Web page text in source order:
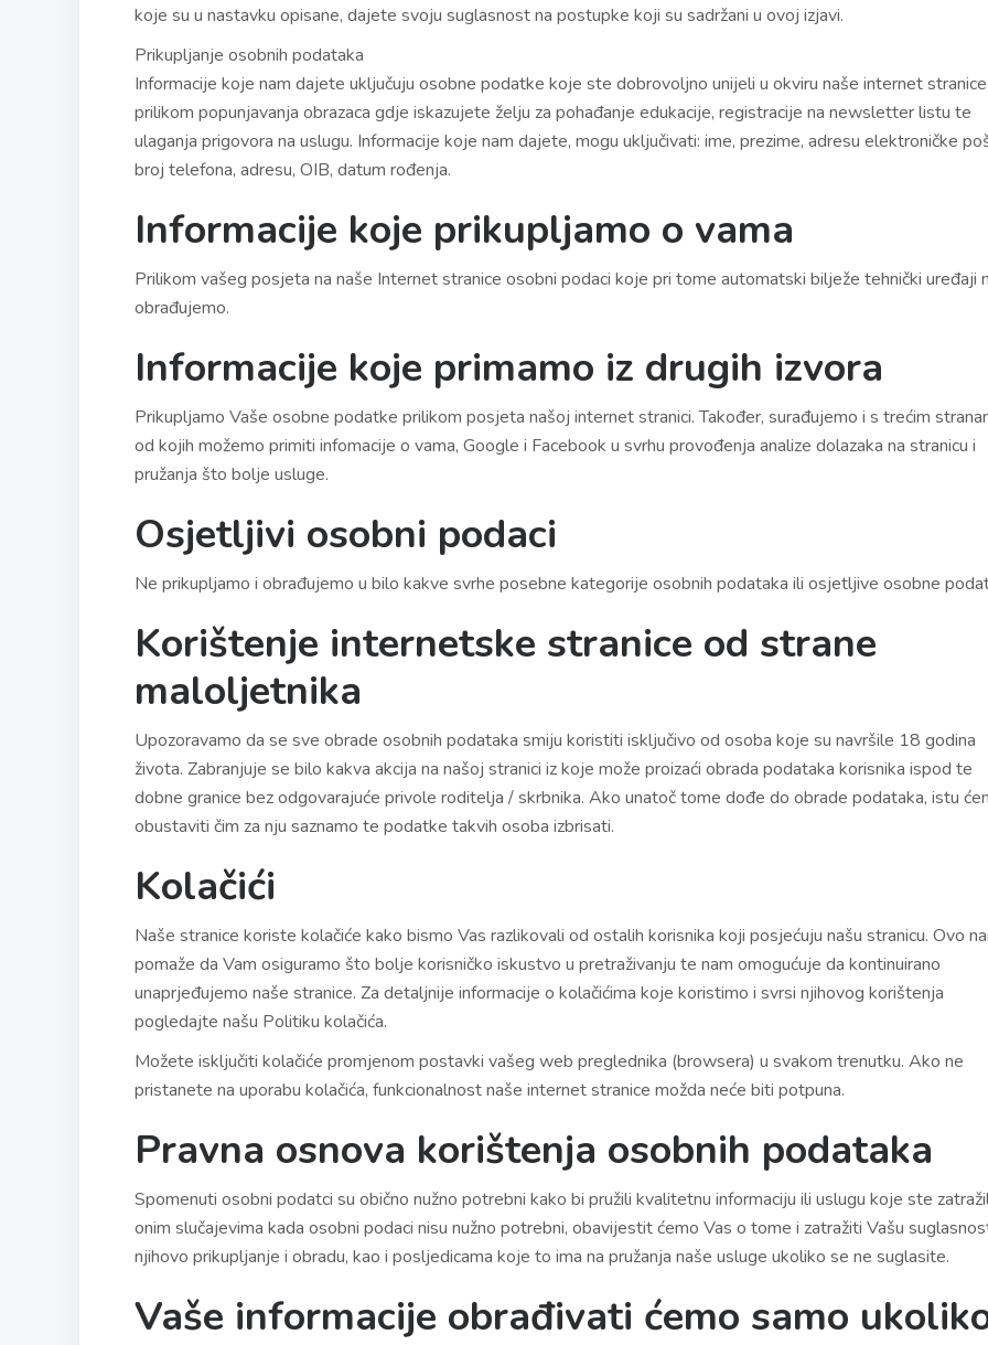
koje su u nastavku opisane, dajete svoju suglasnost na postupke koji su sadržani u ovoj izjavi.
Prikupljanje osobnih podataka
Informacije koje nam dajete uključuju osobne podatke koje ste dobrovoljno unijeli u okviru naše internet stranice
prilikom popunjavanja obrazaca gdje iskazujete želju za pohađanje edukacije, registracije na newsletter listu te
ulaganja prigovora na uslugu. Informacije koje nam dajete, mogu uključivati: ime, prezime, adresu elektroničke
broj telefona, adresu, OIB, datum rođenja.
Informacije koje prikupljamo o vama
Prilikom vašeg posjeta na naše Internet stranice osobni podaci koje pri tome automatski bilježe tehnički uređaji
obrađujemo.
Informacije koje primamo iz drugih izvora
Prikupljamo Vaše osobne podatke prilikom posjeta našoj internet stranici. Također, surađujemo i s trećim
od kojih možemo primiti infomacije o vama, Google i Facebook u svrhu provođenja analize dolazaka na stranicu i
pružanja što bolje usluge.
Osjetljivi osobni podaci
Ne prikupljamo i obrađujemo u bilo kakve svrhe posebne kategorije osobnih podataka ili osjetljive osobne
Korištenje internetske stranice od strane
maloljetnika
Upozoravamo da se sve obrade osobnih podataka smiju koristiti isključivo od osoba koje su navršile 18 godina
života. Zabranjuje se bilo kakva akcija na našoj stranici iz koje može proizaći obrada podataka korisnika ispod te
dobne granice bez odgovarajuće privole roditelja / skrbnika. Ako unatoč tome dođe do obrade podataka, istu
obustaviti čim za nju saznamo te podatke takvih osoba izbrisati.
Kolačići
Naše stranice koriste kolačiće kako bismo Vas razlikovali od ostalih korisnika koji posjećuju našu stranicu. Ovo
pomaže da Vam osiguramo što bolje korisničko iskustvo u pretraživanju te nam omogućuje da kontinuirano
unaprjeđujemo naše stranice. Za detaljnije informacije o kolačićima koje koristimo i svrsi njihovog korištenja
pogledajte našu Politiku kolačića.
Možete isključiti kolačiće promjenom postavki vašeg web preglednika (browsera) u svakom trenutku. Ako ne
pristanete na uporabu kolačića, funkcionalnost naše internet stranice možda neće biti potpuna.
Pravna osnova korištenja osobnih podataka
Spomenuti osobni podatci su obično nužno potrebni kako bi pružili kvalitetnu informaciju ili uslugu koje ste
onim slučajevima kada osobni podaci nisu nužno potrebni, obavijestit ćemo Vas o tome i zatražiti Vašu
njihovo prikupljanje i obradu, kao i posljedicama koje to ima na pružanja naše usluge ukoliko se ne suglasite.
Vaše informacije obrađivati ćemo samo